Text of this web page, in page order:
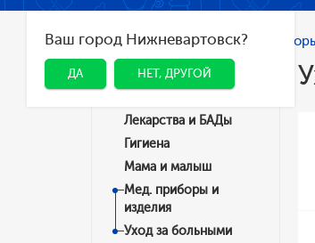
Ваш город Нижневартовск?
ДА НЕТ, ДРУГОЙ
Главная Каталог Мед.
Категории
Лекарства и БАДы
Гигиена
Мама и малыш
Мед. приборы и
изделия
Уход за больными